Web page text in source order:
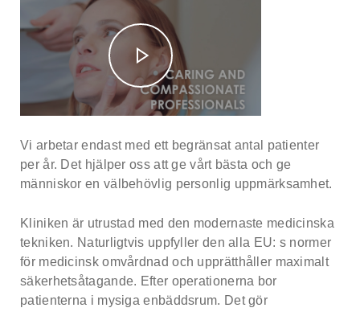
Vi arbetar endast med ett begränsat antal patienter
per år. Det hjälper oss att ge vårt bästa och ge
människor en välbehövlig personlig uppmärksamhet.
Kliniken är utrustad med den modernaste medicinska
tekniken. Naturligtvis uppfyller den alla EU: s normer
för medicinsk omvårdnad och upprätthåller maximalt
säkerhetsåtagande. Efter operationerna bor
patienterna i mysiga enbäddsrum. Det gör